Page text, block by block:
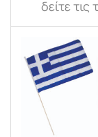
δείτε τις